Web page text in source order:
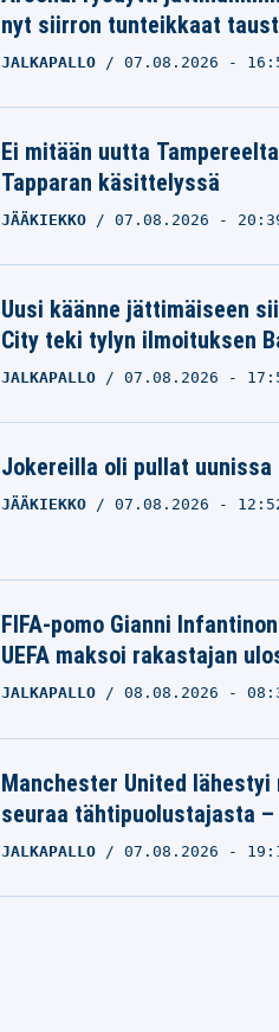
nyt siirron tunteikkaat
JALKAPALLO 07.08.2026 -
Ei mitään uutta
Tapparan käsittelyssä
JÄÄKIEKKO 07.08.2026 -
Uusi käänne jättimäiseen
City teki tylyn ilmoituksen
JALKAPALLO 07.08.2026 -
Jokereilla oli pullat
JÄÄKIEKKO 07.08.2026 -
FIFA-pomo Gianni
UEFA maksoi rakastajan
JALKAPALLO 08.08.2026 -
Manchester United
seuraa tähtipuolustajasta
JALKAPALLO 07.08.2026 -